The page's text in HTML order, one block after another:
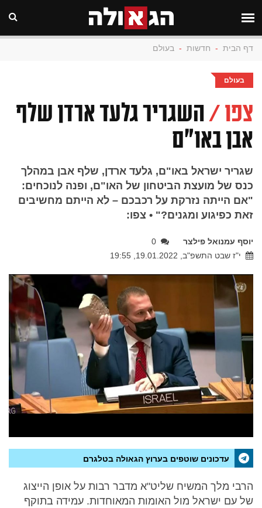
דף הבית - חדשות - בעולם
בעולם
צפו / השגריר גלעד ארדן שלף
אבן באו"ם
שגריר ישראל באו"ם, גלעד ארדן, שלף אבן במהלך
כנס של מועצת הביטחון של האו"ם, ופנה לנוכחים:
"אם הייתה נזרקת על רכבכם – לא הייתם מחשיבים
זאת כפיגוע ומגנים?" • צפו:
יוסף עמנואל פילצר
0
י"ז שבט התשפ"ב, 19.01.2022, 19:55
עדכונים שוטפים בערוץ הגאולה בטלגרם
הרבי מלך המשיח שליט"א מדבר רבות על אופן הייצוג
של עם ישראל מול האומות המאוחדות. עמידה בתוקף